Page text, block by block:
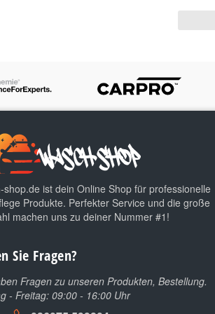
shop.de ist dein Online Shop für professionelle
Produkte. Perfekter Service und die große
machen uns zu deiner Nummer #1!
Sie Fragen?
Fragen zu unseren Produkten, Bestellung.
- Freitag: 09:00 - 16:00 Uhr